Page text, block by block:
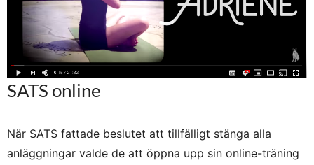
SATS online
När SATS fattade beslutet att tillfälligt stänga alla
anläggningar valde de att öppna upp sin online-träning